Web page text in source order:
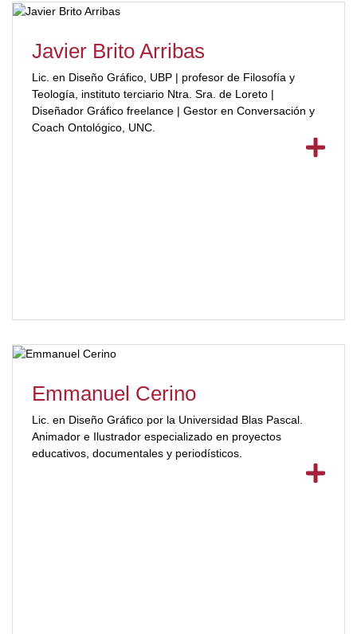
Javier Brito Arribas
Lic. en Diseño Gráfico, UBP | profesor de Filosofía y
Teología, instituto terciario Ntra. Sra. de Loreto |
Diseñador Gráfico freelance | Gestor en Conversación y
Coach Ontológico, UNC.
Emmanuel Cerino
Lic. en Diseño Gráfico por la Universidad Blas Pascal.
Animador e Ilustrador especializado en proyectos
educativos, documentales y periodísticos.